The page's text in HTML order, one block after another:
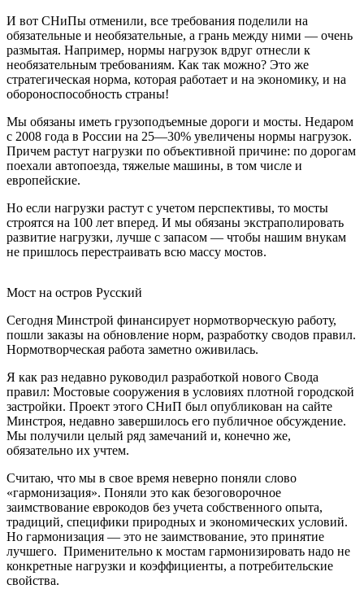
И вот СНиПы отменили, все требования поделили на
обязательные и необязательные, а грань между ними — очень
размытая. Например, нормы нагрузок вдруг отнесли к
необязательным требованиям. Как так можно? Это же
стратегическая норма, которая работает и на экономику, и на
обороноспособность страны!
Мы обязаны иметь грузоподъемные дороги и мосты. Недаром
с 2008 года в России на 25—30% увеличены нормы нагрузок.
Причем растут нагрузки по объективной причине: по дорогам
поехали автопоезда, тяжелые машины, в том числе и
европейские.
Но если нагрузки растут с учетом перспективы, то мосты
строятся на 100 лет вперед. И мы обязаны экстраполировать
развитие нагрузки, лучше с запасом — чтобы нашим внукам
не пришлось перестраивать всю массу мостов.
Мост на остров Русский
Сегодня Минстрой финансирует нормотворческую работу,
пошли заказы на обновление норм, разработку сводов правил.
Нормотворческая работа заметно оживилась.
Я как раз недавно руководил разработкой нового Свода
правил: Мостовые сооружения в условиях плотной городской
застройки. Проект этого СНиП был опубликован на сайте
Минстроя, недавно завершилось его публичное обсуждение.
Мы получили целый ряд замечаний и, конечно же,
обязательно их учтем.
Считаю, что мы в свое время неверно поняли слово
«гармонизация». Поняли это как безоговорочное
заимствование еврокодов без учета собственного опыта,
традиций, специфики природных и экономических условий.
Но гармонизация — это не заимствование, это принятие
лучшего. Применительно к мостам гармонизировать надо не
конкретные нагрузки и коэффициенты, а потребительские
свойства.